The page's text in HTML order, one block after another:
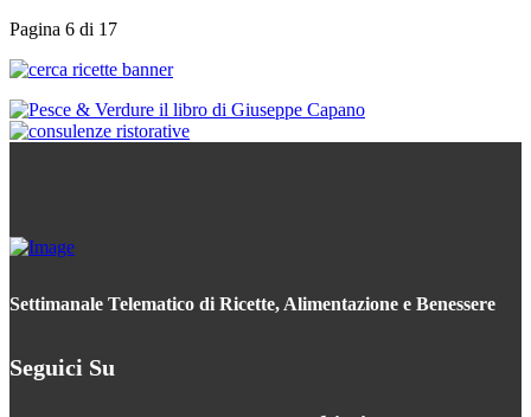
Pagina 6 di 17
Settimanale Telematico di Ricette, Alimentazione e Benessere
Seguici Su